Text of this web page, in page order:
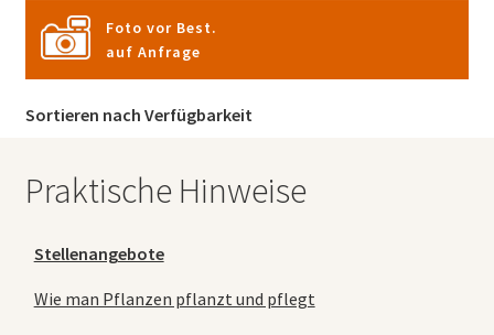
Foto vor Best.
auf Anfrage
Sortieren nach Verfügbarkeit
Praktische Hinweise
Stellenangebote
Wie man Pflanzen pflanzt und pflegt